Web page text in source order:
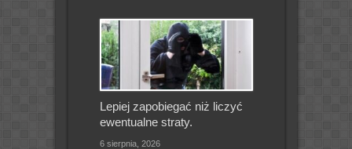
Lepiej zapobiegać niż liczyć
ewentualne straty.
6 sierpnia, 2026